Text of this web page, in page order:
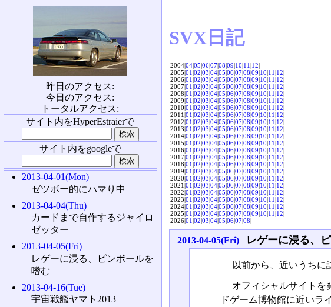
SVX日記
2004|04|05|06|07|08|09|10|11|12|
2005|01|02|03|04|05|06|07|08|09|10|11|12|
2006|01|02|03|04|05|06|07|08|09|10|11|12|
2007|01|02|03|04|05|06|07|08|09|10|11|12|
2008|01|02|03|04|05|06|07|08|09|10|11|12|
2009|01|02|03|04|05|06|07|08|09|10|11|12|
2010|01|02|03|04|05|06|07|08|09|10|11|12|
2011|01|02|03|04|05|06|07|08|09|10|11|12|
2012|01|02|03|04|05|06|07|08|09|10|11|12|
2013|01|02|03|04|05|06|07|08|09|10|11|12|
2014|01|02|03|04|05|06|07|08|09|10|11|12|
2015|01|02|03|04|05|06|07|08|09|10|11|12|
2016|01|02|03|04|05|06|07|08|09|10|11|12|
2017|01|02|03|04|05|06|07|08|09|10|11|12|
2018|01|02|03|04|05|06|07|08|09|10|11|12|
2019|01|02|03|04|05|06|07|08|09|10|11|12|
2020|01|02|03|04|05|06|07|08|09|10|11|12|
2021|01|02|03|04|05|06|07|08|09|10|11|12|
2022|01|02|03|04|05|06|07|08|09|10|11|12|
2023|01|02|03|04|05|06|07|08|09|10|11|12|
2024|01|02|03|04|05|06|07|08|09|10|11|12|
2025|01|02|03|04|05|06|07|08|09|10|11|12|
2026|01|02|03|04|05|06|07|08|
2013-04-05(Fri) レゲーに浸る、
以前から、近いうちに
オフィシャルサイトを
ドゲーム博物館に近いラ
昨日のアクセス:
今日のアクセス:
トータルアクセス:
サイト内をHyperEstraierで
サイト内をgoogleで
2013-04-01(Mon)
ゼツボー的にハマり中
2013-04-04(Thu)
カードまで自作するジャイロ
ゼッター
2013-04-05(Fri)
レゲーに浸る、ピンボールを
嗜む
2013-04-16(Tue)
宇宙戦艦ヤマト2013